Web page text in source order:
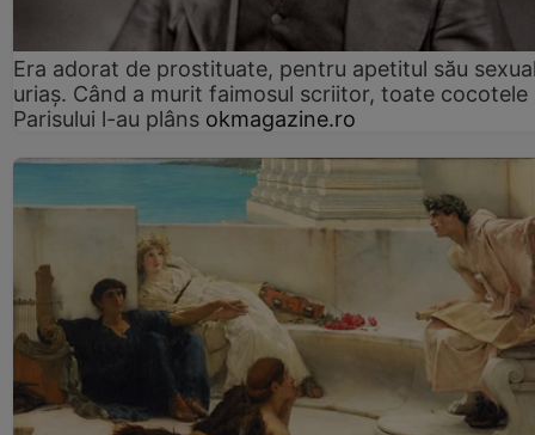
Era adorat de prostituate, pentru apetitul său
uriaș. Când a murit faimosul scriitor, toate cocotele
Parisului l-au plâns okmagazine.ro